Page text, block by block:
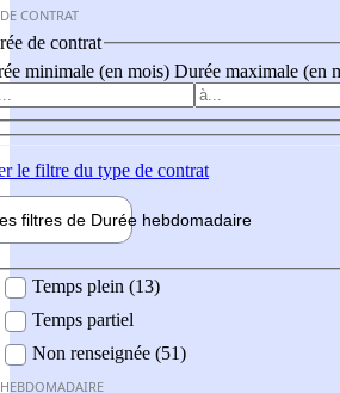
CONTRAT
de contrat
minimale (en mois) Durée maximale (en
le filtre du type de contrat
filtres de Durée hebdomadaire
Temps plein (13)
Temps partiel
Non renseignée (51)